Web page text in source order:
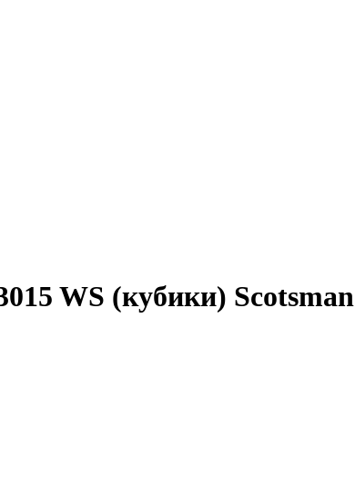
WS (кубики) Scotsman